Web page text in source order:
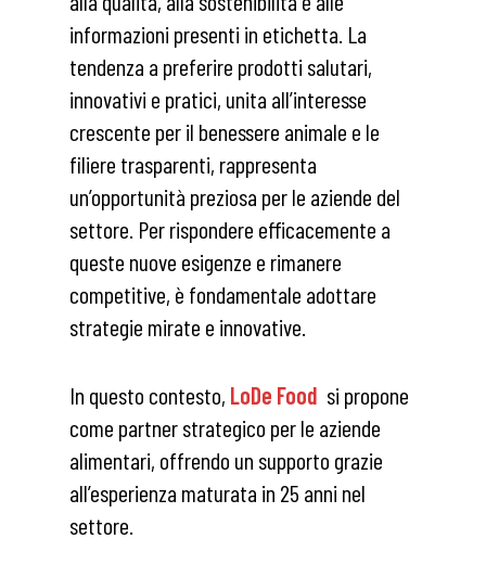
informazioni presenti in etichetta. La
tendenza a preferire prodotti salutari,
innovativi e pratici, unita all’interesse
crescente per il benessere animale e le
filiere trasparenti, rappresenta
un’opportunità preziosa per le aziende del
settore. Per rispondere efficacemente a
queste nuove esigenze e rimanere
competitive, è fondamentale adottare
strategie mirate e innovative.
In questo contesto, LoDe Food si propone
come partner strategico per le aziende
alimentari, offrendo un supporto grazie
all’esperienza maturata in 25 anni nel
settore.